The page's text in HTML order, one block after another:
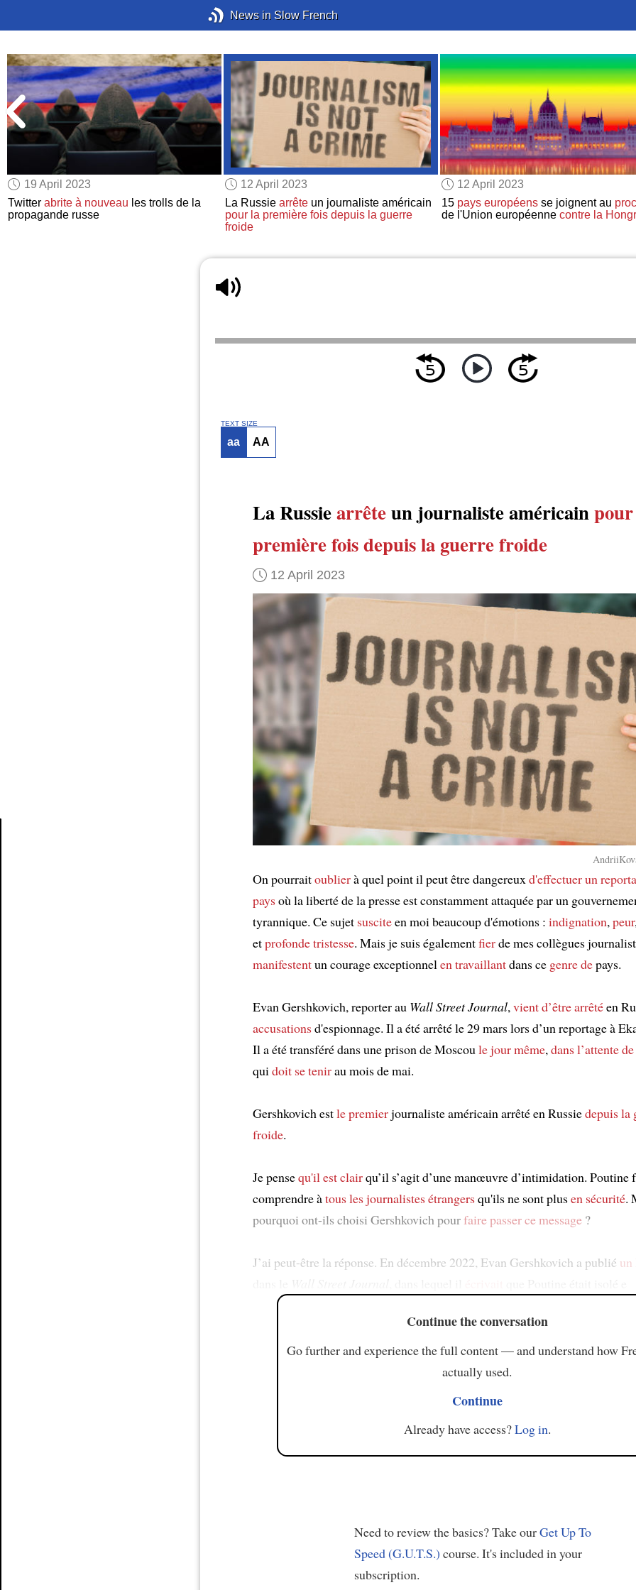
News in Slow French
19 April 2023
Twitterabrite à nouveau les trolls de la
propagande russe
12 April 2023
La Russie arrêteun journaliste américain
pour la première fois depuis la guerre
froide
12 April 2023
15 pays européensse joignent au
de l'Union européenne contre la
TEXT SIZE
aa AA
La Russiearrêteun journaliste américain
première foisdepuis la guerre froide
12 April 2023
On pourraitoublierà quel point il peut être dangereux d'effectuer un
paysoù la liberté de la presse est constamment attaquée par un
tyrannique. Ce sujet susciteen moi beaucoup d'émotions : indignation, peur
etprofonde tristesse. Mais je suis égalementfierde mes collègues
manifestentun courage exceptionnel en travaillantdans ce genre depays.
Evan Gershkovich, reporter au Wall Street Journal, vient d’être arrêtéen
accusationsd'espionnage. Il a été arrêté le 29 mars lors d’un reportage à
Il a été transféré dans une prison de Moscou le jour même, dans l’attente
qui doit se tenirau mois de mai.
Gershkovich estle premierjournaliste américain arrêté en Russiedepuis la
froide.
Je pensequ'il est clairqu’il s’agit d’une manœuvre d’intimidation. Poutine
comprendre àtous les journalistes étrangersqu'ils ne sont plusen sécurité.
pourquoi ont-ils choisi Gershkovich pourfaire passer ce message ?
J’ai peut-être la réponse. En décembre 2022, Evan Gershkovich a publié
Continue the conversation
Go further and experience the full content — and understand how
actually used.
Continue
Already have access?Log in.
Need to review the basics? Take ourGet Up To
Speed (G.U.T.S.) course. It's included in your
subscription.